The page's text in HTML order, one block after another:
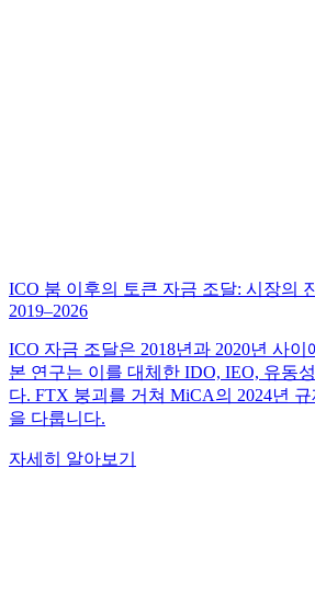
ICO 붐 이후의 토큰 자금 조달: 시장의
2019–2026
ICO 자금 조달은 2018년과 2020년 사이
본 연구는 이를 대체한 IDO, IEO, 유동
다. FTX 붕괴를 거쳐 MiCA의 2024년
을 다룹니다.
자세히 알아보기